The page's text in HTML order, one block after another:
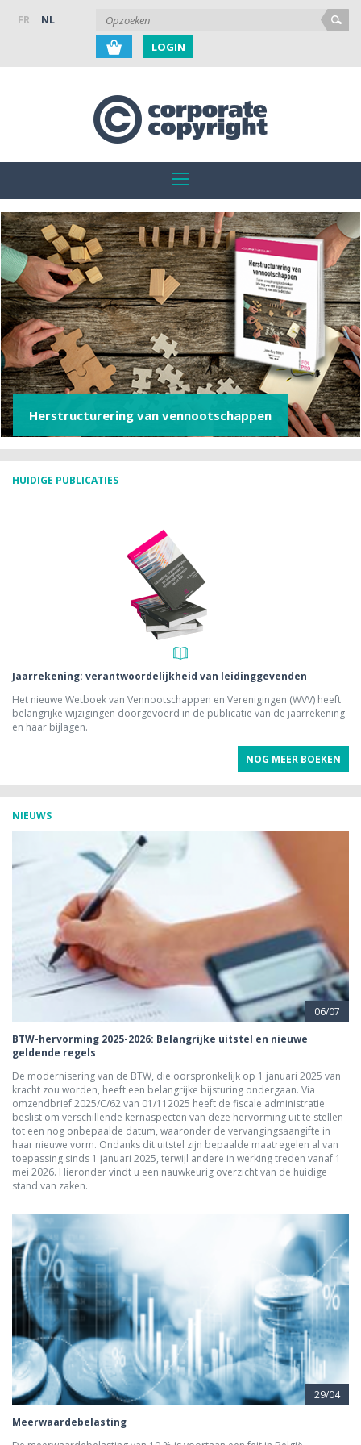
FR NL
LOGIN
Herstructurering van vennootschappen
HUIDIGE PUBLICATIES
Jaarrekening: verantwoordelijkheid van leidinggevenden
Het nieuwe Wetboek van Vennootschappen en Verenigingen (WVV) heeft
belangrijke wijzigingen doorgevoerd in de publicatie van de jaarrekening
en haar bijlagen.
NOG MEER BOEKEN
NIEUWS
06/07
BTW-hervorming 2025-2026: Belangrijke uitstel en nieuwe
geldende regels
De modernisering van de BTW, die oorspronkelijk op 1 januari 2025 van
kracht zou worden, heeft een belangrijke bijsturing ondergaan. Via
omzendbrief 2025/C/62 van 01/112025 heeft de fiscale administratie
beslist om verschillende kernaspecten van deze hervorming uit te stellen
tot een nog onbepaalde datum, waaronder de vervangingsaangifte in
haar nieuwe vorm. Ondanks dit uitstel zijn bepaalde maatregelen al van
toepassing sinds 1 januari 2025, terwijl andere in werking treden vanaf 1
mei 2026. Hieronder vindt u een nauwkeurig overzicht van de huidige
stand van zaken.
29/04
Meerwaardebelasting